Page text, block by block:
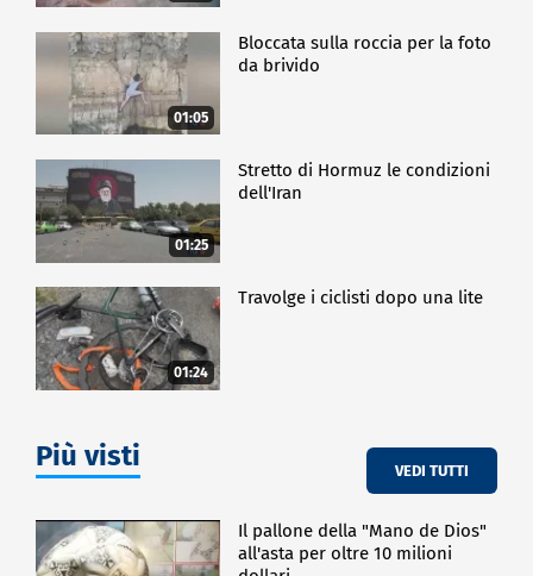
01:05
Bloccata sulla roccia per la foto
da brivido
01:25
Stretto di Hormuz le condizioni
dell'Iran
01:24
Travolge i ciclisti dopo una lite
Più visti VEDI TUTTI
Il pallone della "Mano de Dios"
all'asta per oltre 10 milioni